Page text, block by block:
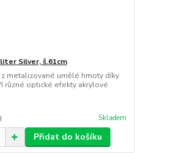
Silver, š.61cm
metalizované umělé hmoty díky
různé optické efekty akrylové
Skladem
Přidat do košíku